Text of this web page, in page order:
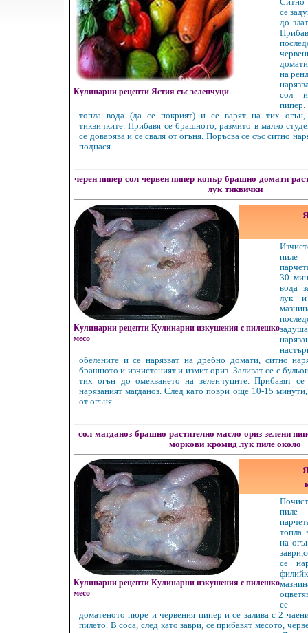
Кулинарни рецепти Ястия със зеленчуци
Ситно
се
до
на
сол
топла вода (да се покрият) и се варят на тих огън,
тиквичките. Прибавя се брашното, размито в малко
се доварява и се сваля от огъня. Поръсва се със ситно
поднася.
черен пипер сол червен пипер копър брашно домати
лук тиквички
Кулинарни рецепти Кулинарни изкушения с пилешко
месо
пиле
30
вода
лук
обелените и се нарязват на дребно домати, ситно
брашното и изчистеният и измит ориз. Заливат се с
тих огън до омекването на зеленчуците. Прибавят
нарязаният магданоз. След като поври още 10-15 минути,
от огъня.
сол магданоз брашно растително масло ориз зелени
моркови кромид лук пиле около
Кулинарни рецепти Кулинарни изкушения с пилешко
месо
пиле
топла
на
се
се
доматеното пюре и червения пипер и се залива с 2
пилето. В соса, след като заври, се прибавят месото,